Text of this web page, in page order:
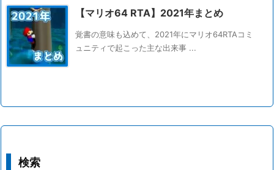
【マリオ64 RTA】2021年まとめ
覚書の意味も込めて、2021年にマリオ64RTAコミ
ュニティで起こった主な出来事 ...
検索